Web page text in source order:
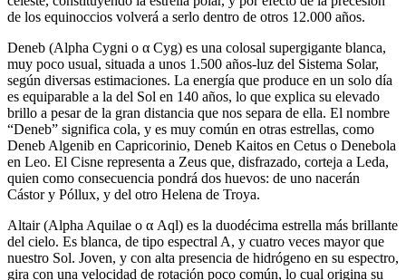
de los equinoccios volverá a serlo dentro de otros 12.000 años.
Deneb (Alpha Cygni o α Cyg) es una colosal supergigante blanca,
muy poco usual, situada a unos 1.500 años-luz del Sistema Solar,
según diversas estimaciones. La energía que produce en un solo día
es equiparable a la del Sol en 140 años, lo que explica su elevado
brillo a pesar de la gran distancia que nos separa de ella. El nombre
“Deneb” significa cola, y es muy común en otras estrellas, como
Deneb Algenib en Capricorinio, Deneb Kaitos en Cetus o Denebola
en Leo. El Cisne representa a Zeus que, disfrazado, corteja a Leda,
quien como consecuencia pondrá dos huevos: de uno nacerán
Cástor y Póllux, y del otro Helena de Troya.
Altair (Alpha Aquilae o α Aql) es la duodécima estrella más brillante
del cielo. Es blanca, de tipo espectral A, y cuatro veces mayor que
nuestro Sol. Joven, y con alta presencia de hidrógeno en su espectro,
gira con una velocidad de rotación poco común, lo cual origina su